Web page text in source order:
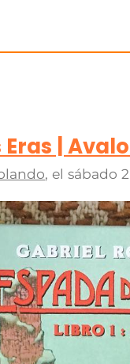
Eras |
, elsábado